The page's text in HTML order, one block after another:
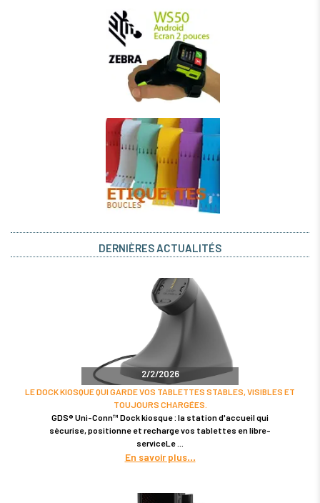
DERNIÈRES ACTUALITÉS
2/2/2026
LE DOCK KIOSQUE QUI GARDE VOS TABLETTES STABLES, VISIBLES ET
TOUJOURS CHARGÉES.
GDS® Uni-Conn™ Dock kiosque : la station d'accueil qui
sécurise, positionne et recharge vos tablettes en libre-
serviceLe
En savoir plus